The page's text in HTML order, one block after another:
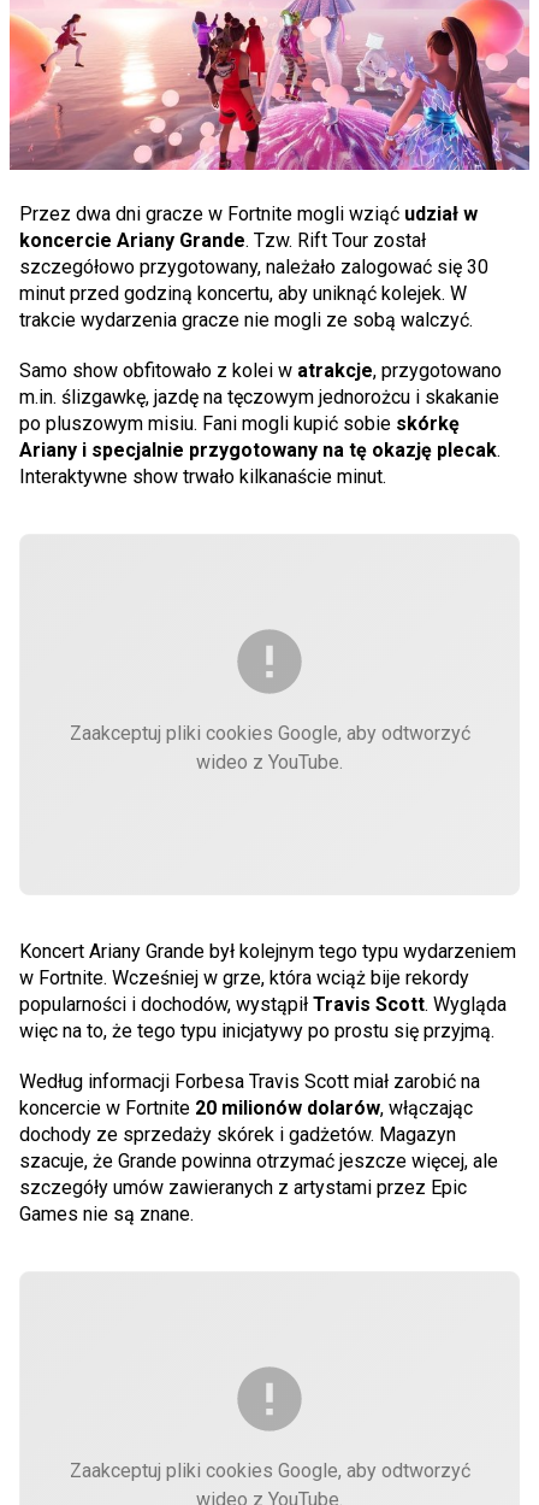
Przez dwa dni gracze w Fortnite mogli wziąć udział w
koncercie Ariany Grande. Tzw. Rift Tour został
szczegółowo przygotowany, należało zalogować się 30
minut przed godziną koncertu, aby uniknąć kolejek. W
trakcie wydarzenia gracze nie mogli ze sobą walczyć.
Samo show obfitowało z kolei w atrakcje, przygotowano
m.in. ślizgawkę, jazdę na tęczowym jednorożcu i skakanie
po pluszowym misiu. Fani mogli kupić sobie skórkę
Ariany i specjalnie przygotowany na tę okazję plecak.
Interaktywne show trwało kilkanaście minut.
Zaakceptuj pliki cookies Google, aby odtworzyć
wideo z YouTube.
Koncert Ariany Grande był kolejnym tego typu wydarzeniem
w Fortnite. Wcześniej w grze, która wciąż bije rekordy
popularności i dochodów, wystąpił Travis Scott. Wygląda
więc na to, że tego typu inicjatywy po prostu się przyjmą.
Według informacji Forbesa Travis Scott miał zarobić na
koncercie w Fortnite 20 milionów dolarów, włączając
dochody ze sprzedaży skórek i gadżetów. Magazyn
szacuje, że Grande powinna otrzymać jeszcze więcej, ale
szczegóły umów zawieranych z artystami przez Epic
Games nie są znane.
Zaakceptuj pliki cookies Google, aby odtworzyć
wideo z YouTube.